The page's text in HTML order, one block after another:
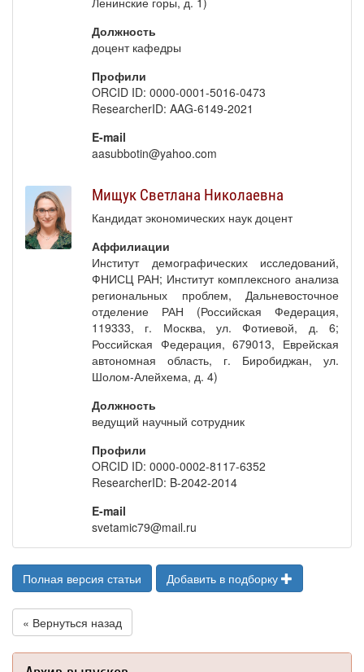
Должность
доцент кафедры
Профили
ORCID ID: 0000-0001-5016-0473
ResearcherID: AAG-6149-2021
E-mail
aasubbotin@yahoo.com
Мищук Светлана Николаевна
Кандидат экономических наук доцент
Аффилиации
Институт демографических исследований,
ФНИСЦ РАН; Институт комплексного анализа
региональных проблем, Дальневосточное
отделение РАН (Российская Федерация,
119333, г. Москва, ул. Фотиевой, д. 6;
Российская Федерация, 679013, Еврейская
автономная область, г. Биробиджан, ул.
Шолом-Алейхема, д. 4)
Должность
ведущий научный сотрудник
Профили
ORCID ID: 0000-0002-8117-6352
ResearcherID: B-2042-2014
E-mail
svetamic79@mail.ru
Полная версия статьи Добавить в подборку
« Вернуться назад